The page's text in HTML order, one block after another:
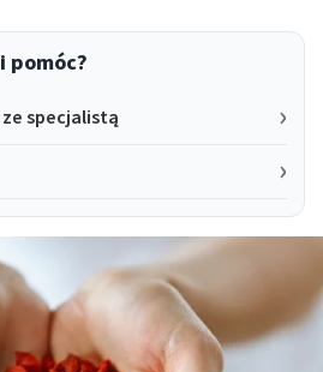
pomóc?
specjalistą